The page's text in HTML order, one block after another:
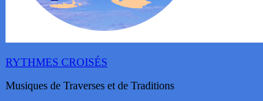
RYTHMES CROISÉS
Musiques de Traverses et de Traditions